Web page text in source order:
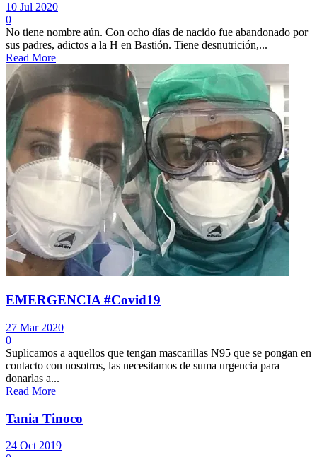
10 Jul 2020
0
No tiene nombre aún. Con ocho días de nacido fue abandonado por
sus padres, adictos a la H en Bastión. Tiene desnutrición,...
Read More
EMERGENCIA #Covid19
27 Mar 2020
0
Suplicamos a aquellos que tengan mascarillas N95 que se pongan en
contacto con nosotros, las necesitamos de suma urgencia para
donarlas a...
Read More
Tania Tinoco
24 Oct 2019